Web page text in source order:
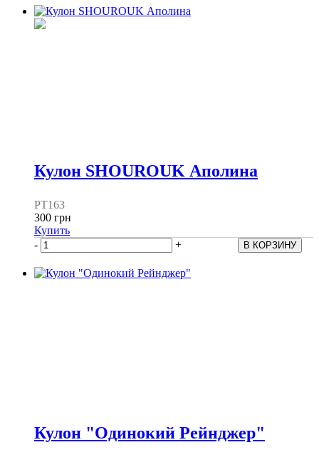
Кулон SHOUROUK Аполина
PT163
300 грн
Купить
-
+
Кулон "Одинокий Рейнджер"